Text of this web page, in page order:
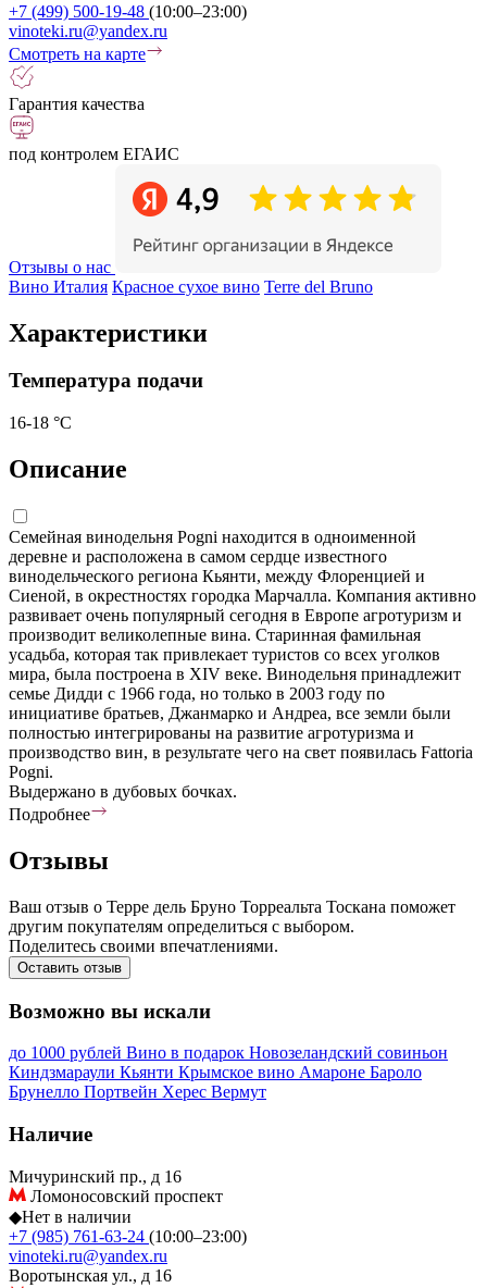
+7 (499) 500-19-48 (10:00–23:00)
vinoteki.ru@yandex.ru
Смотреть на карте
Гарантия качества
под контролем ЕГАИС
Отзывы о нас
Вино Италия Красное сухое вино Terre del Bruno
Характеристики
Температура подачи
16-18 °С
Описание
Семейная винодельня Pogni находится в одноименной
деревне и расположена в самом сердце известного
винодельческого региона Кьянти, между Флоренцией и
Сиеной, в окрестностях городка Марчалла. Компания активно
развивает очень популярный сегодня в Европе агротуризм и
производит великолепные вина. Старинная фамильная
усадьба, которая так привлекает туристов со всех уголков
мира, была построена в XIV веке. Винодельня принадлежит
семье Дидди с 1966 года, но только в 2003 году по
инициативе братьев, Джанмарко и Андреа, все земли были
полностью интегрированы на развитие агротуризма и
производство вин, в результате чего на свет появилась Fattoria
Pogni.
Выдержано в дубовых бочках.
Подробнее
Отзывы
Ваш отзыв о Терре дель Бруно Торреальта Тоскана поможет
другим покупателям определиться с выбором.
Поделитесь своими впечатлениями.
Оставить отзыв
Возможно вы искали
до 1000 рублей Вино в подарок Новозеландский совиньон
Киндзмараули Кьянти Крымское вино Амароне Бароло
Брунелло Портвейн Херес Вермут
Наличие
Мичуринский пр., д 16
Ломоносовский проспект
◆Нет в наличии
+7 (985) 761-63-24 (10:00–23:00)
vinoteki.ru@yandex.ru
Воротынская ул., д 16